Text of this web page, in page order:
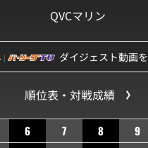
QVCマリン
ダイジェスト動画
順位表・対戦成績
6 7 8 9